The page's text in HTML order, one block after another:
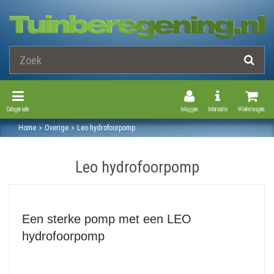
Winkelwagen
Toggle
Informatie
Inloggen
Toggle Navigation
Categorieën
Home Overige Leo hydrofoorpomp
Leo hydrofoorpomp
Een sterke pomp met een LEO
hydrofoorpomp